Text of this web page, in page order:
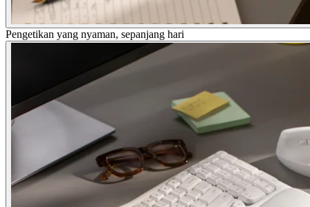
Pengetikan yang nyaman, sepanjang hari